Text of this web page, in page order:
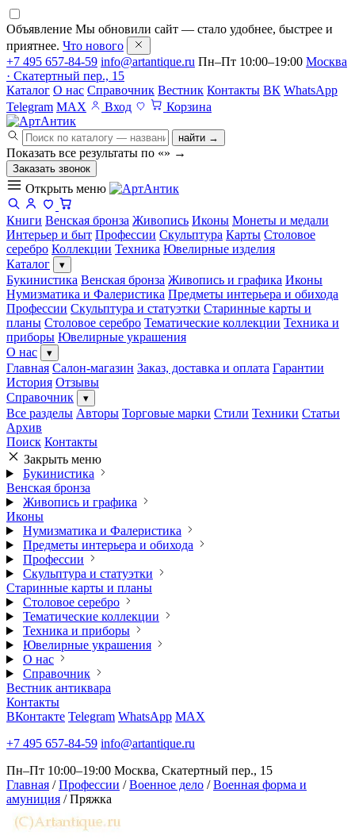
Объявление Мы обновили сайт — стало удобнее, быстрее и
приятнее. Что нового
+7 495 657-84-59 info@artantique.ru Пн–Пт 10:00–19:00 Москва
· Скатертный пер., 15
Каталог О нас Справочник Вестник Контакты ВК WhatsApp
Telegram MAX Вход Корзина
найти →
Показать все результаты по «» →
Заказать звонок
Открыть меню
Книги Венская бронза Живопись Иконы Монеты и медали
Интерьер и быт Профессии Скульптура Карты Столовое
серебро Коллекции Техника Ювелирные изделия
Каталог
▾
Букинистика Венская бронза Живопись и графика Иконы
Нумизматика и Фалеристика Предметы интерьера и обихода
Профессии Скульптура и статуэтки Старинные карты и
планы Столовое серебро Тематические коллекции Техника и
приборы Ювелирные украшения
О нас
▾
Главная Салон-магазин Заказ, доставка и оплата Гарантии
История Отзывы
Справочник
▾
Все разделы Авторы Торговые марки Стили Техники Статьи
Архив
Поиск Контакты
Закрыть меню
Букинистика
Венская бронза
Живопись и графика
Иконы
Нумизматика и Фалеристика
Предметы интерьера и обихода
Профессии
Скульптура и статуэтки
Старинные карты и планы
Столовое серебро
Тематические коллекции
Техника и приборы
Ювелирные украшения
О нас
Справочник
Вестник антиквара
Контакты
ВКонтакте Telegram WhatsApp MAX
+7 495 657-84-59 info@artantique.ru
Пн–Пт 10:00–19:00 Москва, Скатертный пер., 15
Главная / Профессии / Военное дело / Военная форма и
амуниция / Пряжка